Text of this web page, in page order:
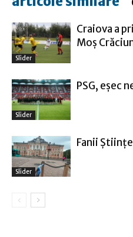
Slider
Craiova a
Moş
Slider
PSG, eşec
Slider
Fanii